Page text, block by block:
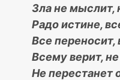
Зла не мыслит,
Радо истине,
Все переносит,
Всему верит,
Не перестанет